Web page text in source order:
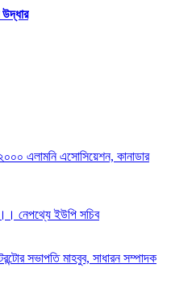
এলামনি এসোসিয়েশন, কানাডার
নেপথ্যে ইউপি সচিব
সভাপতি মাহবুব, সাধারন সম্পাদক